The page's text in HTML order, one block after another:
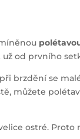
od prvního
brzdění se
můžete
ostré. Proto